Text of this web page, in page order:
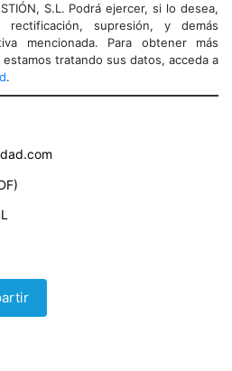
S.L. Podrá ejercer, si lo desea,
supresión, y demás
mencionada. Para obtener más
tratando sus datos, acceda a
.